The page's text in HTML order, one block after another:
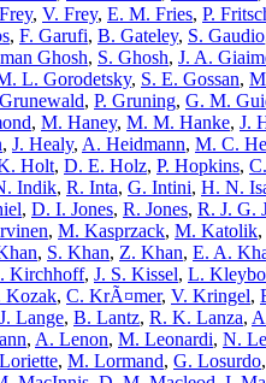
, V. Frey, E. M. Fries, P.
, F. Garufi, B. Gateley, S. Gaudio
Ghosh, S. Ghosh, J. A.
L. Gorodetsky, S. E. Gossan,
, P. Gruning, G. M.
, M. Haney, M. M. Hanke, J.
, J. Healy, A. Heidmann, M. C.
Holt, D. E. Holz, P. Hopkins,
Indik, R. Inta, G. Intini, H. N.
, D. I. Jones, R. Jones, R. J. G.
, M. Kasprzack, M. Katolik,
, S. Khan, Z. Khan, E. A.
Kirchhoff, J. S. Kissel, L.
Kozak, C. KrÃ¤mer, V. Kringel,
J. Lange, B. Lantz, R. K. Lanza,
, A. Lenon, M. Leonardi, N.
, M. Lormand, G. Losurdo,